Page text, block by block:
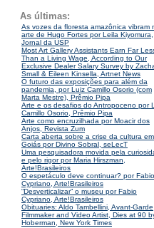
As últimas:
As vozes da floresta amazônica vibram
arte de Hugo Fortes por Leila Kiyomura,
Jornal da USP
Most Art Gallery Assistants Earn Far
Than a Living Wage, According to Our
Exclusive Dealer Salary Survey by
Small & Eileen Kinsella, Artnet News
O futuro das exposições para além da
pandemia, por Luiz Camillo Osorio (com
Marta Mestre), Prêmio Pipa
Arte e os desafios do Antropoceno por
Camillo Osorio, Prêmio Pipa
Arte como encruzilhada por Moacir dos
Anjos, Revista Zum
Carta aberta sobre a crise da cultura em
Goiás por Divino Sobral, seLecT
Uma pesquisadora movida pela
e pelo rigor por Maria Hirszman,
Arte!Brasileiros
O espetáculo deve continuar? por Fabio
Cypriano, Arte!Brasileiros
“Desverticalizar” o museu por Fabio
Cypriano, Arte!Brasileiros
Obituaries: Aldo Tambellini, Avant-Garde
Filmmaker and Video Artist, Dies at 90
Hoberman, New York Times